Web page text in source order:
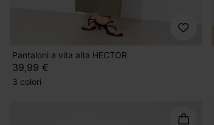
Pantaloni a vita alta HECTOR
39,99 €
3 colori